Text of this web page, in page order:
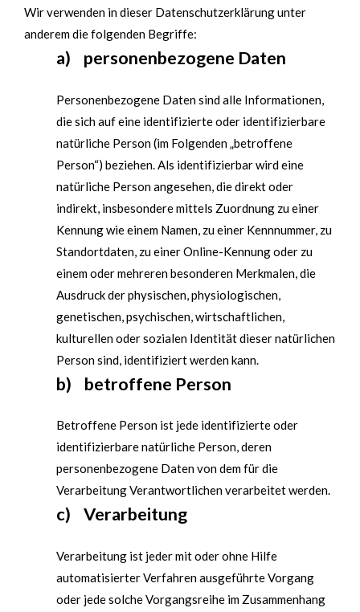
Wir verwenden in dieser Datenschutzerklärung unter
anderem die folgenden Begriffe:
a) personenbezogene Daten
Personenbezogene Daten sind alle Informationen,
die sich auf eine identifizierte oder identifizierbare
natürliche Person (im Folgenden „betroffene
Person“) beziehen. Als identifizierbar wird eine
natürliche Person angesehen, die direkt oder
indirekt, insbesondere mittels Zuordnung zu einer
Kennung wie einem Namen, zu einer Kennnummer, zu
Standortdaten, zu einer Online-Kennung oder zu
einem oder mehreren besonderen Merkmalen, die
Ausdruck der physischen, physiologischen,
genetischen, psychischen, wirtschaftlichen,
kulturellen oder sozialen Identität dieser natürlichen
Person sind, identifiziert werden kann.
b) betroffene Person
Betroffene Person ist jede identifizierte oder
identifizierbare natürliche Person, deren
personenbezogene Daten von dem für die
Verarbeitung Verantwortlichen verarbeitet werden.
c) Verarbeitung
Verarbeitung ist jeder mit oder ohne Hilfe
automatisierter Verfahren ausgeführte Vorgang
oder jede solche Vorgangsreihe im Zusammenhang